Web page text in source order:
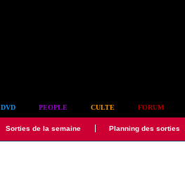
DVD PEOPLE CULTE FORUM
Sorties de la semaine Planning des sorties